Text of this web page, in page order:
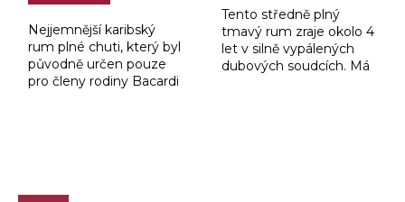
Nejjemnější karibský
rum plné chuti, který byl
původně určen pouze
pro členy rodiny Bacardi
hvězdiček.
Tento středně plný
tmavý rum zraje okolo 4
let v silně vypálených
dubových soudcích. Má